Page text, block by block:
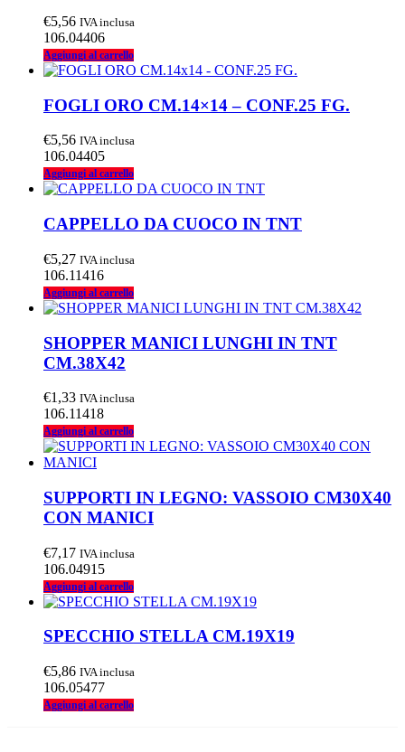
€5,56 IVA inclusa
106.04406
Aggiungi al carrello
FOGLI ORO CM.14×14 – CONF.25 FG.
€5,56 IVA inclusa
106.04405
Aggiungi al carrello
CAPPELLO DA CUOCO IN TNT
€5,27 IVA inclusa
106.11416
Aggiungi al carrello
SHOPPER MANICI LUNGHI IN TNT
CM.38X42
€1,33 IVA inclusa
106.11418
Aggiungi al carrello
SUPPORTI IN LEGNO: VASSOIO CM30X40
CON MANICI
€7,17 IVA inclusa
106.04915
Aggiungi al carrello
SPECCHIO STELLA CM.19X19
€5,86 IVA inclusa
106.05477
Aggiungi al carrello